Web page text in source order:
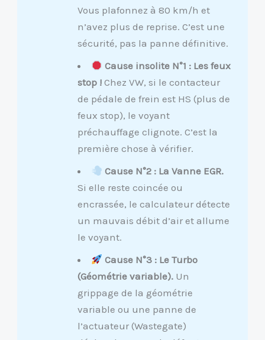
Vous plafonnez à 80 km/h et
n’avez plus de reprise. C’est une
sécurité, pas la panne définitive.
Cause insolite N°1 : Les feux
stop !Chez VW, si le contacteur
de pédale de frein est HS (plus de
feux stop), le voyant
préchauffage clignote. C’est la
première chose à vérifier.
Cause N°2 : La Vanne EGR.
Si elle reste coincée ou
encrassée, le calculateur détecte
un mauvais débit d’air et allume
le voyant.
Cause N°3 : Le Turbo
(Géométrie variable).Un
grippage de la géométrie
variable ou une panne de
l’actuateur (Wastegate)